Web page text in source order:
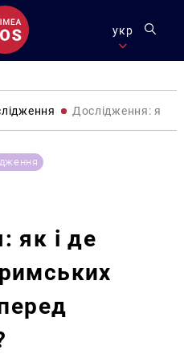
укр
Дослідження: як і
як і де